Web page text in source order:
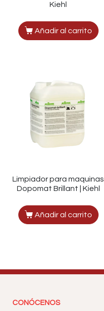
Kiehl
Añadir al carrito
Limpiador para maquinas
Dopomat Brillant | Kiehl
Añadir al carrito
CONÓCENOS